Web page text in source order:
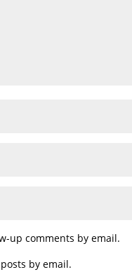
up comments by email.
by email.